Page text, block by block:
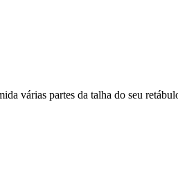
várias partes da talha do seu